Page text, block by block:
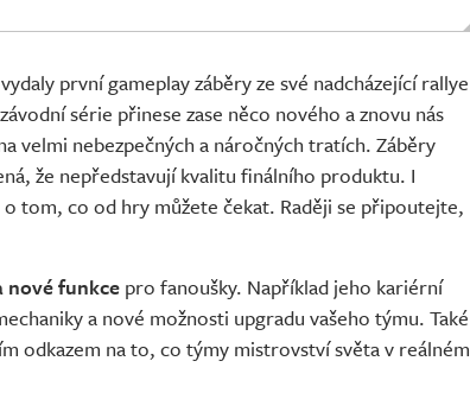
první gameplay záběry ze své nadcházející rallye
série přinese zase něco nového a znovu nás
velmi nebezpečných a náročných tratích. Záběry
že nepředstavují kvalitu finálního produktu. I
tom, co od hry můžete čekat. Raději se připoutejte,
nové funkcepro fanoušky. Například jeho kariérní
a nové možnosti upgradu vašeho týmu. Také
odkazem na to, co týmy mistrovství světa v reálném